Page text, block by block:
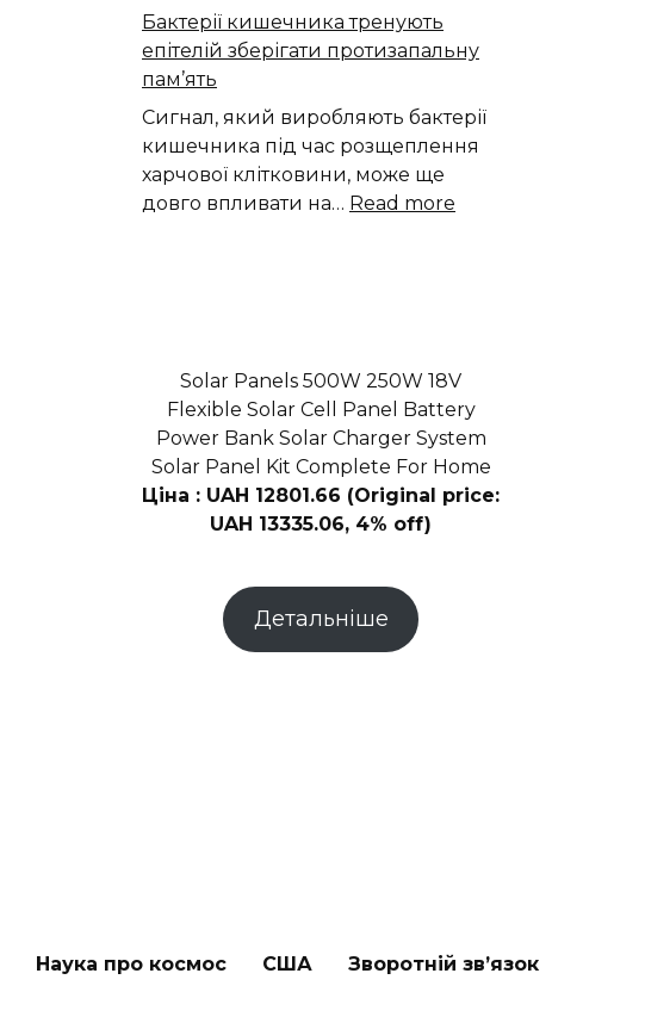
двічі
вкрала
з
магазину
Бактерії кишечника тренують
епітелій зберігати протизапальну
пам’ять
Сигнал, який виробляють бактерії
кишечника під час розщеплення
харчової клітковини, може ще
довго впливати на… Read more
протизапальну
пам’ять
Solar Panels 500W 250W 18V
Flexible Solar Cell Panel Battery
Power Bank Solar Charger System
Solar Panel Kit Complete For Home
Ціна : UAH 12801.66 (Original price:
UAH 13335.06, 4% off)
Детальніше
Наука про космос США Зворотній зв’язок